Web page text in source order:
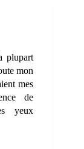
plupart
mon
mes
de
yeux